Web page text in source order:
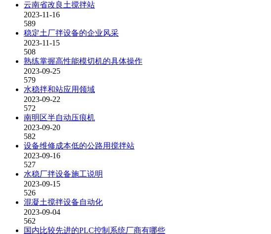
云南省改良土搅拌站
2023-11-16
589
稳定土厂拌设备的企业风采
2023-11-15
508
熟练掌握高性能模切机的具体操作
2023-09-25
579
水稳拌和站应用领域
2023-09-22
572
南明区半自动压痕机
2023-09-20
582
设备维修成本低的公路用搅拌站
2023-09-16
527
水稳厂拌设备施工说明
2023-09-15
526
混凝土搅拌设备自动化
2023-09-04
562
国内比较先进的PLC控制系统厂商有哪些